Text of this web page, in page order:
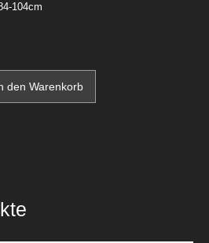
104cm
den Warenkorb